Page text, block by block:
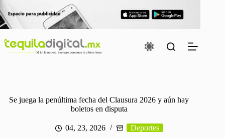
Saltar
al
contenido
Se juega la penúltima fecha del Clausura 2026 y aún hay
boletos en disputa
04, 23, 2026 Deportes